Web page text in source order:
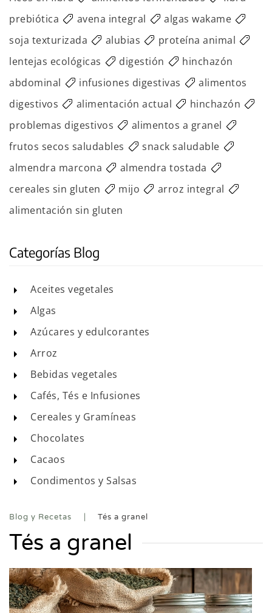
prebiótica
avena integral
algas wakame
soja texturizada
alubias
proteína animal
lentejas ecológicas
digestión
hinchazón
abdominal
infusiones digestivas
alimentos
digestivos
alimentación actual
hinchazón
problemas digestivos
alimentos a granel
frutos secos saludables
snack saludable
almendra marcona
almendra tostada
cereales sin gluten
mijo
arroz integral
alimentación sin gluten
Categorías Blog
Aceites vegetales
Algas
Azúcares y edulcorantes
Arroz
Bebidas vegetales
Cafés, Tés e Infusiones
Cereales y Gramíneas
Chocolates
Cacaos
Condimentos y Salsas
Blog y Recetas Tés a granel
Tés a granel